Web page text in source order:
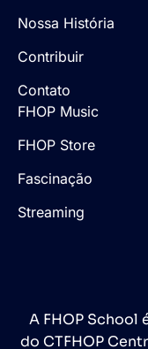
Nossa História
Contribuir
Contato
FHOP Music
FHOP Store
Fascinação
Streaming
A FHOP School
do CTFHOP